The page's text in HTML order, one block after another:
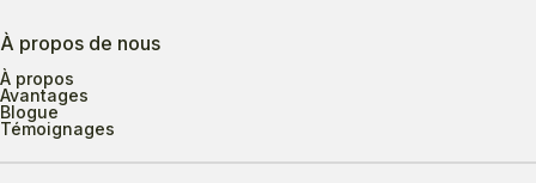
À propos de nous
À propos
Avantages
Blogue
Témoignages